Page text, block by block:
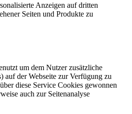
Anzeigen auf dritten
Seiten und Produkte zu
um dem Nutzer zusätzliche
auf der Webseite zur Verfügung zu
diese Service Cookies gewonnen
auch zur Seitenanalyse